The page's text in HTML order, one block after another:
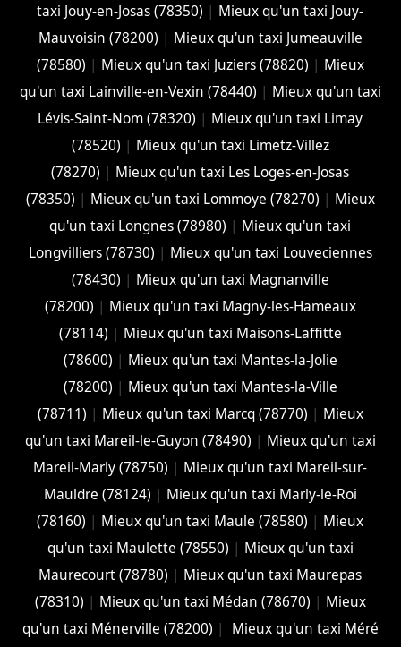
taxi Jouy-en-Josas (78350) | Mieux qu'un taxi Jouy-
Mauvoisin (78200) | Mieux qu'un taxi Jumeauville
(78580) | Mieux qu'un taxi Juziers (78820) | Mieux
qu'un taxi Lainville-en-Vexin (78440) | Mieux qu'un taxi
Lévis-Saint-Nom (78320) | Mieux qu'un taxi Limay
(78520) | Mieux qu'un taxi Limetz-Villez
(78270) | Mieux qu'un taxi Les Loges-en-Josas
(78350) | Mieux qu'un taxi Lommoye (78270) | Mieux
qu'un taxi Longnes (78980) | Mieux qu'un taxi
Longvilliers (78730) | Mieux qu'un taxi Louveciennes
(78430) | Mieux qu'un taxi Magnanville
(78200) | Mieux qu'un taxi Magny-les-Hameaux
(78114) | Mieux qu'un taxi Maisons-Laffitte
(78600) | Mieux qu'un taxi Mantes-la-Jolie
(78200) | Mieux qu'un taxi Mantes-la-Ville
(78711) | Mieux qu'un taxi Marcq (78770) | Mieux
qu'un taxi Mareil-le-Guyon (78490) | Mieux qu'un taxi
Mareil-Marly (78750) | Mieux qu'un taxi Mareil-sur-
Mauldre (78124) | Mieux qu'un taxi Marly-le-Roi
(78160) | Mieux qu'un taxi Maule (78580) | Mieux
qu'un taxi Maulette (78550) | Mieux qu'un taxi
Maurecourt (78780) | Mieux qu'un taxi Maurepas
(78310) | Mieux qu'un taxi Médan (78670) | Mieux
qu'un taxi Ménerville (78200) |
Mieux qu'un taxi Méré